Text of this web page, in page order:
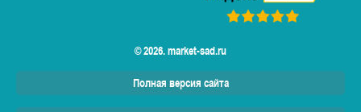
© 2026. market-sad.ru
Полная версия сайта